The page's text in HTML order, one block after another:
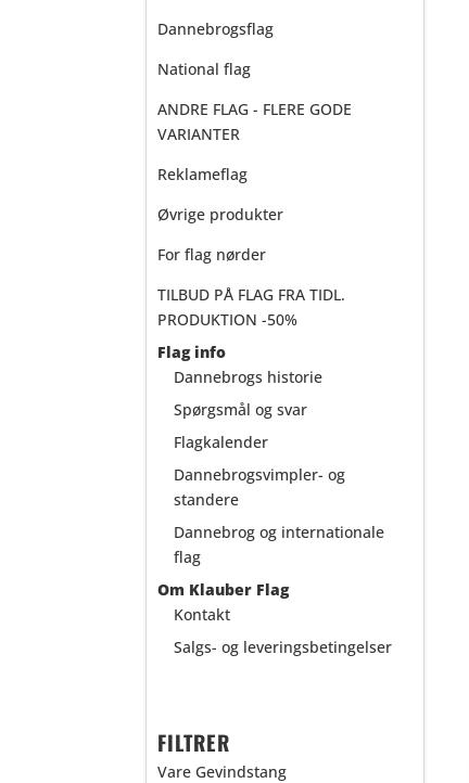
Dannebrogsflag
National flag
ANDRE FLAG - FLERE GODE
VARIANTER
Reklameflag
Øvrige produkter
For flag nørder
TILBUD PÅ FLAG FRA TIDL.
PRODUKTION -50%
Flag info
Dannebrogs historie
Spørgsmål og svar
Flagkalender
Dannebrogsvimpler- og
standere
Dannebrog og internationale
flag
Om Klauber Flag
Kontakt
Salgs- og leveringsbetingelser
FILTRER
Vare Gevindstang